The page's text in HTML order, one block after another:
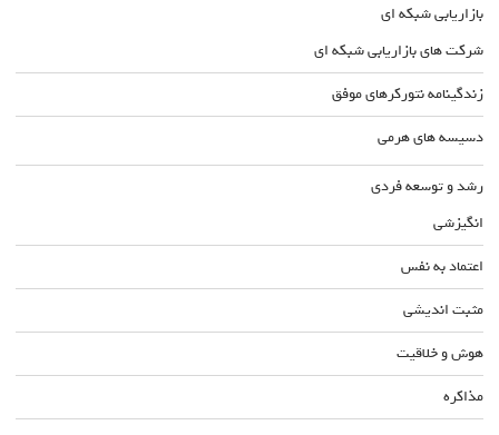
بازاریابی شبکه ای
شرکت های بازاریابی شبکه ای
زندگینامه نتورکرهای موفق
دسیسه های هرمی
رشد و توسعه فردی
انگیزشی
اعتماد به نفس
مثبت اندیشی
هوش و خلاقیت
مذاکره